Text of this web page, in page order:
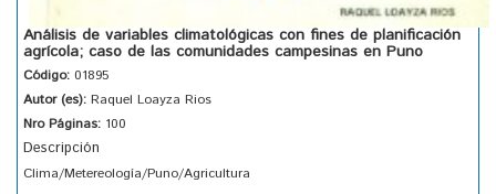
Análisis de variables climatológicas con fines de planificación
agrícola; caso de las comunidades campesinas en Puno
Código: 01895
Autor (es): Raquel Loayza Rios
Nro Páginas: 100
Descripción
Clima/Metereología/Puno/Agricultura